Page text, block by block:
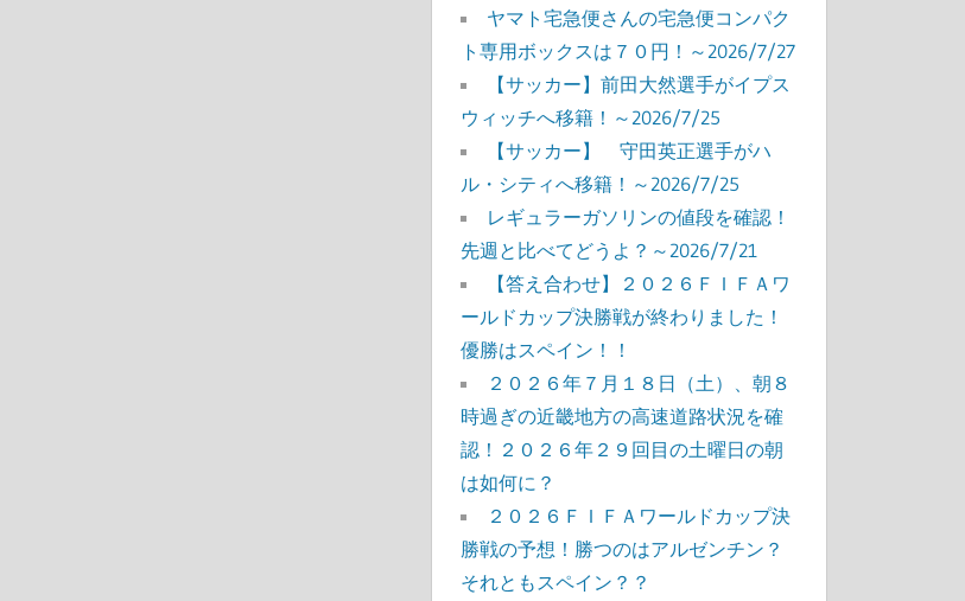
ヤマト宅急便さんの宅急便コンパク
ト専用ボックスは７０円！～2026/7/27
【サッカー】前田大然選手がイプス
ウィッチへ移籍！～2026/7/25
【サッカー】 守田英正選手がハ
ル・シティへ移籍！～2026/7/25
レギュラーガソリンの値段を確認！
先週と比べてどうよ？～2026/7/21
【答え合わせ】２０２６ＦＩＦＡワ
ールドカップ決勝戦が終わりました！
優勝はスペイン！！
２０２６年７月１８日（土）、朝８
時過ぎの近畿地方の高速道路状況を確
認！２０２６年２９回目の土曜日の朝
は如何に？
２０２６ＦＩＦＡワールドカップ決
勝戦の予想！勝つのはアルゼンチン？
それともスペイン？？